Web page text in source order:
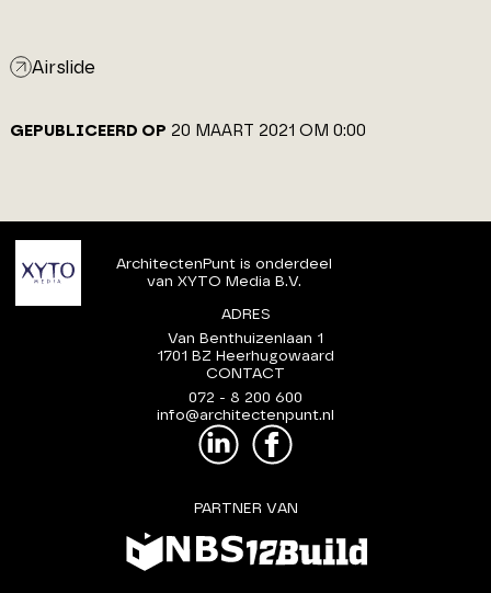
Airslide
GEPUBLICEERD OP 20 MAART 2021 OM 0:00
ArchitectenPunt is onderdeel
van XYTO Media B.V.
ADRES
Van Benthuizenlaan 1
1701 BZ Heerhugowaard
CONTACT
072 - 8 200 600
info@architectenpunt.nl
PARTNER VAN